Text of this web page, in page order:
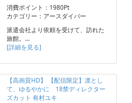
消費ポイント：1980Pt
カテゴリー：アースダイバー
派遣会社より依頼を受けて、訪れた
旅館。…
[詳細を見る]
【高画質HD】 【配信限定】凛とし
て、ゆるやかに 18禁ディレクター
ズカット 有村ユキ